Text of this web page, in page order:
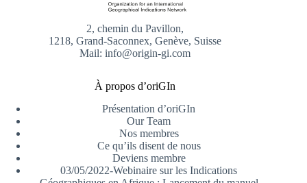
2, chemin du Pavillon,
1218, Grand-Saconnex, Genève, Suisse
Mail: info@origin-gi.com
À propos d’oriGIn
Présentation d’oriGIn
Our Team
Nos membres
Ce qu’ils disent de nous
Deviens membre
03/05/2022-Webinaire sur les Indications